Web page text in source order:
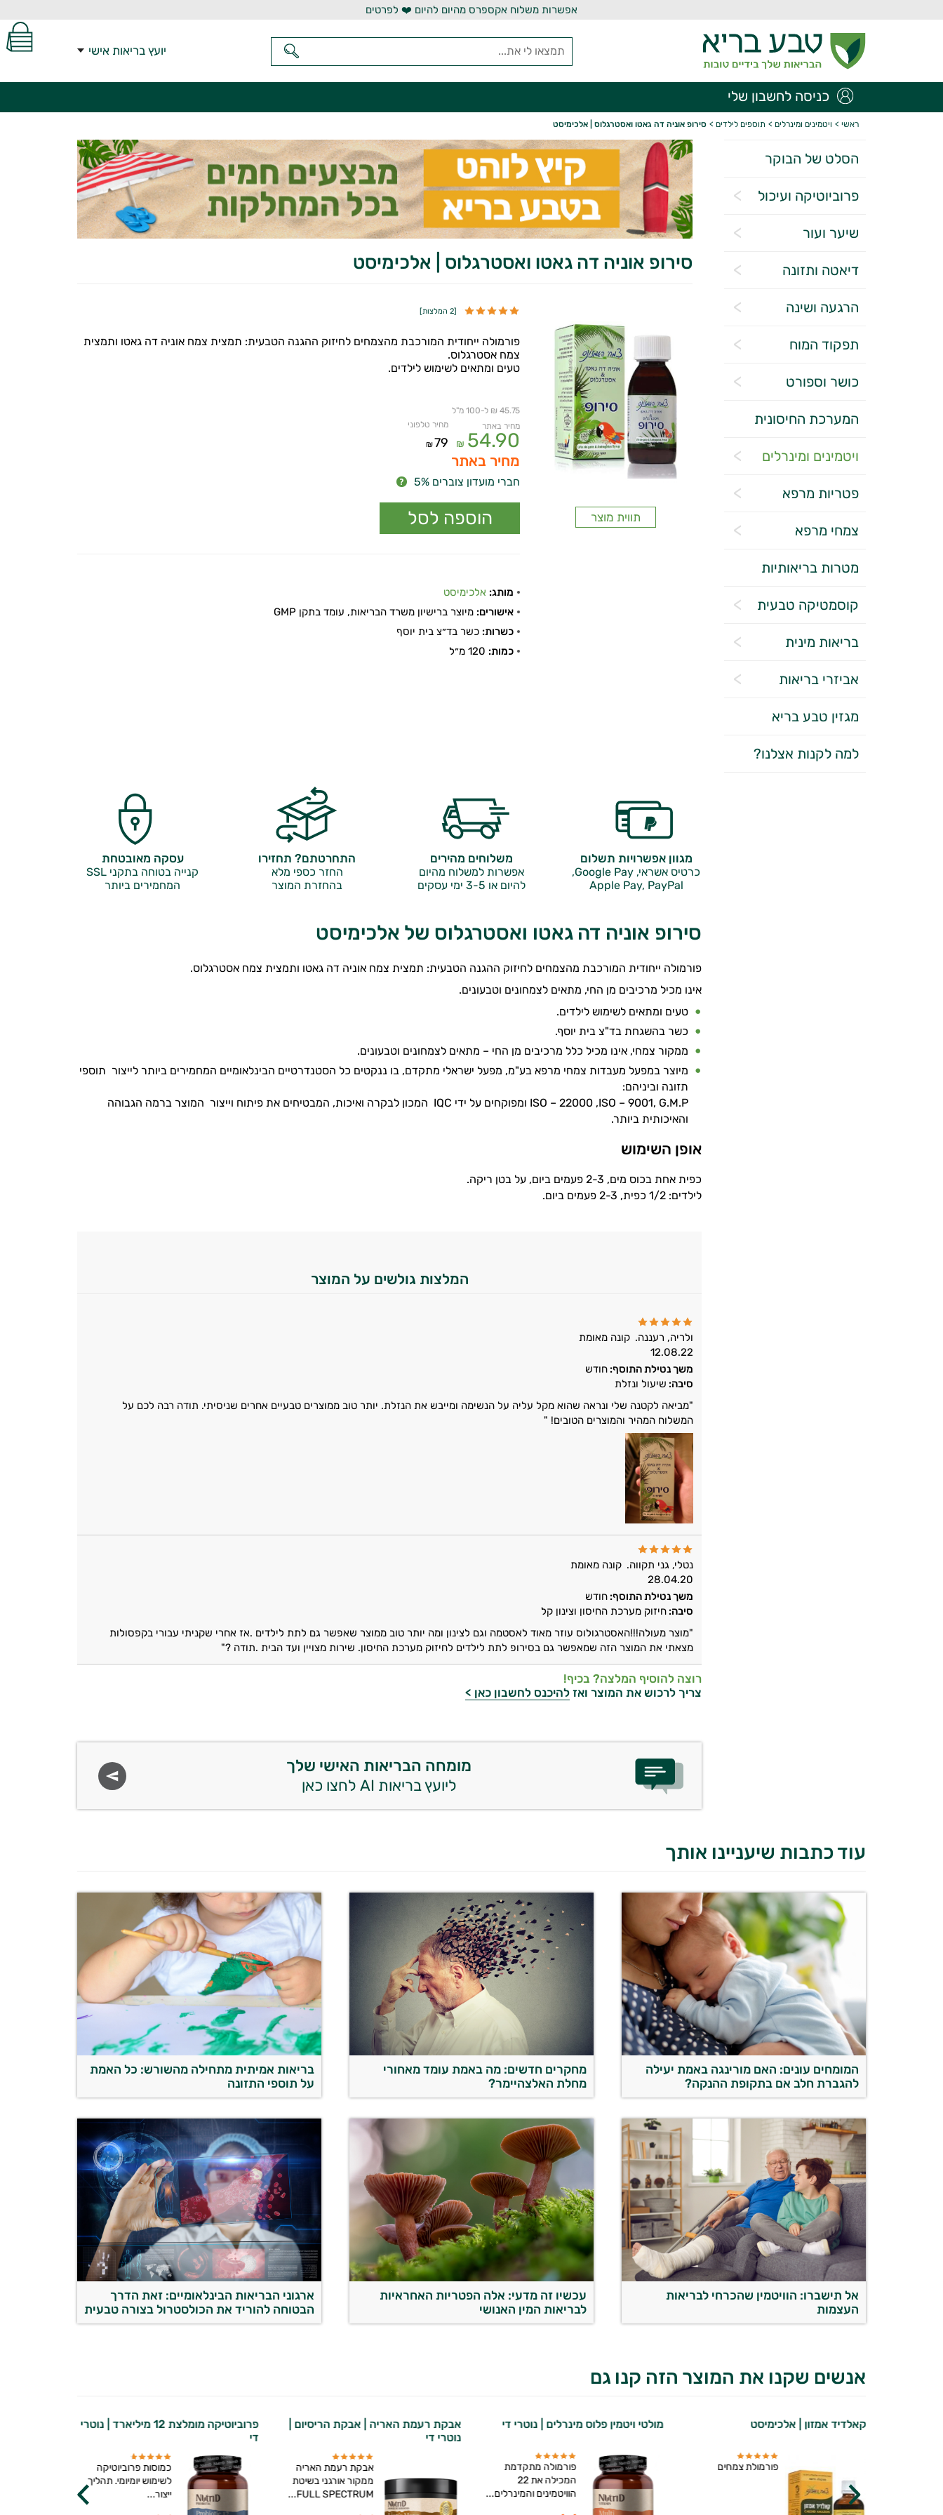
אפשרות משלוח אקספרס מהיום להיום ❤️ לפרטים
יועץ בריאות אישי
כניסה לחשבון שלי
ראשי > ויטמינים ומינרלים > תוספים לילדים > סירופ אוניה דה גאטו ואסטרגלוס | אלכימיסט
הסלט של הבוקר
פרוביוטיקה ועיכול
שיער ועור
דיאטה ותזונה
הרגעה ושינה
תפקוד המוח
כושר וספורט
המערכת החיסונית
ויטמינים ומינרלים
פטריות מרפא
צמחי מרפא
מטרות בריאותיות
קוסמטיקה טבעית
בריאות מינית
אביזרי בריאות
מגזין טבע בריא
למה לקנות אצלנו?
סירופ אוניה דה גאטו ואסטרגלוס | אלכימיסט
תווית מוצר
[2 המלצות ]
פורמולה ייחודית המורכבת מהצמחים לחיזוק ההגנה הטבעית: תמצית צמח אוניה דה גאטו ותמצית
צמח אסטרגלוס.
טעים ומתאים לשימוש לילדים.
45.75 ₪ ל-100 מ"ל
מחיר באתר
54.90
₪
מחיר טלפוני
79
₪
מחיר באתר
חברי מועדון צוברים 5%
מותג: אלכימיסט
אישורים: מיוצר ברישיון משרד הבריאות, עומד בתקן GMP
כשרות: כשר בד״צ בית יוסף
כמות:
מגוון אפשרויות תשלום
כרטיס אשראי, Google Pay,
Apple Pay, PayPal
משלוחים מהירים
אפשרות למשלוח מהיום
להיום או 3-5 ימי עסקים
התחרטתם? תחזירו
החזר כספי מלא
בהחזרת המוצר
עסקה מאובטחת
קנייה בטוחה בתקני SSL
המחמירים ביותר
סירופ אוניה דה גאטו ואסטרגלוס של אלכימיסט
פורמולה ייחודית המורכבת מהצמחים לחיזוק ההגנה הטבעית: תמצית צמח אוניה דה גאטו ותמצית צמח אסטרגלוס.
אינו מכיל מרכיבים מן החי, מתאים לצמחונים וטבעונים.
טעים ומתאים לשימוש לילדים.
כשר בהשגחת בד"צ בית יוסף.
ממקור צמחי, אינו מכיל כלל מרכיבים מן החי – מתאים לצמחונים וטבעונים.
מיוצר במפעל מעבדות צמחי מרפא בע"מ, מפעל ישראלי מתקדם, בו ננקטים כל הסטנדרטיים הבינלאומיים המחמירים ביותר לייצור תוספי
תזונה וביניהם:
ISO – 22000 ,ISO – 9001, G.M.P ומפוקחים על ידי IQC המכון לבקרה ואיכות, המבטיחים את פיתוח וייצור המוצר ברמה הגבוהה
והאיכותית ביותר.
אופן השימוש
כפית אחת בכוס מים, 2-3 פעמים ביום, על בטן ריקה.
לילדים: 1/2 כפית, 2-3 פעמים ביום.
המלצות גולשים על המוצר
ולריה, רעננה. קונה מאומת
12.08.22
משך נטילת התוסף: חודש
סיבה: שיעול ונזלת
"מביאה לקטנה שלי ונראה שהוא מקל עליה על הנשימה ומייבש את הנזלת. יותר טוב ממוצרים טבעיים אחרים שניסיתי. תודה רבה לכם על
המשלוח המהיר והמוצרים הטובים! "
נטלי, גני תקווה. קונה מאומת
28.04.20
משך נטילת התוסף: חודש
סיבה: חיזוק מערכת החיסון וצינון קל
"מוצר מעולה!!!האסטרגולוס עוזר מאוד לאסטמה וגם לצינון ומה יותר טוב ממוצר שאפשר גם לתת לילדים .אז אחרי שקניתי עבורי בקפסולות
מצאתי את המוצר הזה שמאפשר גם בסירופ לתת לילדים לחיזוק מערכת החיסון. שירות מצויין ועד הבית .תודה ?"
רוצה להוסיף המלצה? בכיף!
צריך לרכוש את המוצר ואז להיכנס לחשבון כאן >
מומחה הבריאות האישי שלך
ליועץ בריאות AI לחצו כאן
עוד כתבות שיעניינו אותך
המומחים עונים: האם מורינגה באמת יעילה
להגברת חלב אם בתקופת ההנקה?
מחקרים חדשים: מה באמת עומד מאחורי
מחלת האלצהיימר?
בריאות אמיתית מתחילה מהשורש: כל האמת
על תוספי התזונה
אל תישברו: הוויטמין שהכרחי לבריאות
העצמות
עכשיו זה מדעי: אלה הפטריות האחראיות
לבריאות המין האנושי
ארגוני הבריאות הבינלאומיים: זאת הדרך
הבטוחה להוריד את הכולסטרול בצורה טבעית
אנשים שקנו את המוצר הזה קנו גם
קאלדיד אמזון | אלכימיסט
פורמולת צמחים
מולטי ויטמין פלוס מינרלים | נוטרי די
פורמולה מתקדמת
המכילה את 22
הוויטמינים והמינרלים...
אבקת רעמת האריה | אבקת הריסיום |
נוטרי די
אבקת רעמת האריה
ממקור אורגני בשיטת
FULL SPECTRUM...
פרוביוטיקה מומלצת 12 מיליארד | נוטרי
די
כמוסות פרוביוטיקה
לשימוש יומיומי. תהליך
ייצור...